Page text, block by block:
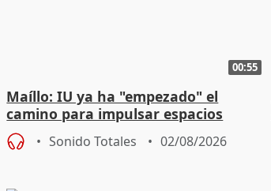
00:55
Maíllo: IU ya ha "empezado" el
camino para impulsar espacios
unitarios para las municipales
Sonido Totales 02/08/2026